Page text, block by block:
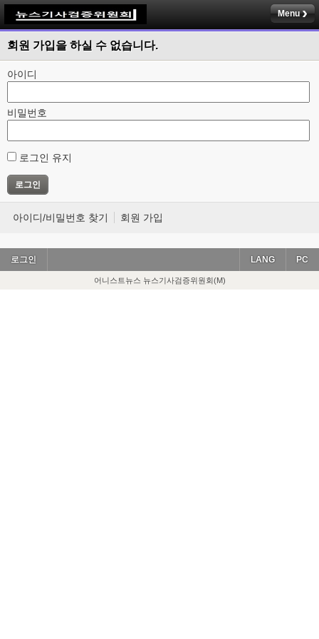
Menu
회원 가입을 하실 수 없습니다.
아이디
비밀번호
로그인 유지
아이디/비밀번호 찾기 회원 가입
로그인 PC
LANG
어니스트뉴스 뉴스기사검증위원회(M)